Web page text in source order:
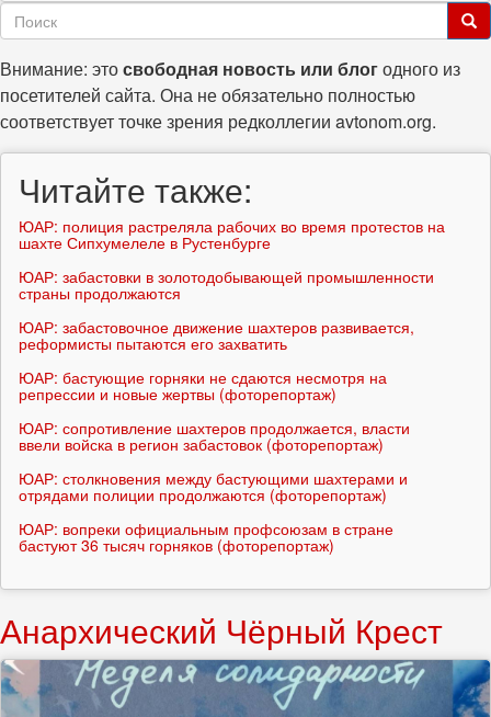
Форма
поиска
Внимание: этосвободная новость или блогодного из
посетителей сайта. Она не обязательно полностью
соответствует точке зрения редколлегии avtonom.org.
Читайте также:
ЮАР: полиция растреляла рабочих во время протестов на
шахте Сипхумелеле в Рустенбурге
ЮАР: забастовки в золотодобывающей промышленности
страны продолжаются
ЮАР: забастовочное движение шахтеров развивается,
реформисты пытаются его захватить
ЮАР: бастующие горняки не сдаются несмотря на
репрессии и новые жертвы (фоторепортаж)
ЮАР: сопротивление шахтеров продолжается, власти
ввели войска в регион забастовок (фоторепортаж)
ЮАР: столкновения между бастующими шахтерами и
отрядами полиции продолжаются (фоторепортаж)
ЮАР: вопреки официальным профсоюзам в стране
бастуют 36 тысяч горняков (фоторепортаж)
Анархический Чёрный Крест